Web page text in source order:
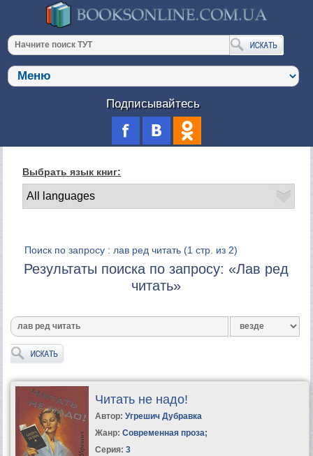
Подписывайтесь
Выбрать язык книг:
Поиск по запросу : лав ред читать (1 стр. из 2)
Результаты поиска по запросу: «Лав ред
читать»
Читать не надо!
Автор: Угрешич Дубравка
Жанр: Современная проза;
Серия: 3